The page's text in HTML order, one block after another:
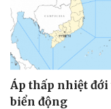
Áp thấp nhiệt
biển động